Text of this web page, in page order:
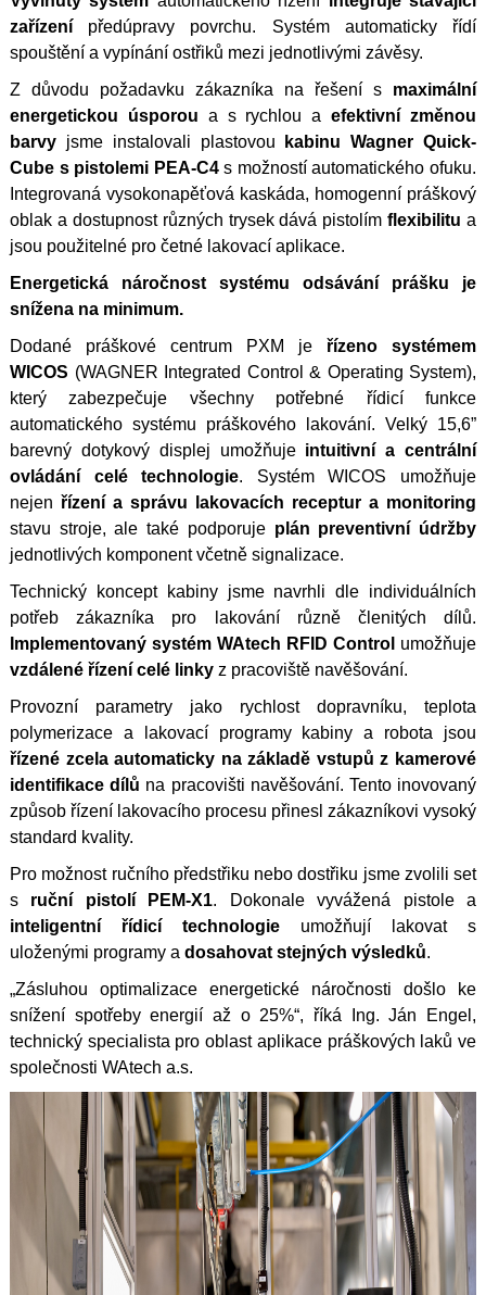
zařízení předúpravy povrchu. Systém automaticky řídí
spouštění a vypínání ostřiků mezi jednotlivými závěsy.
Z důvodu požadavku zákazníka na řešení s maximální
energetickou úsporou a s rychlou aefektivní změnou
barvy jsme instalovali plastovou
kabinu Wagner Quick-
Cube s pistolemi PEA-C4s možností automatického ofuku.
Integrovaná vysokonapěťová kaskáda, homogenní práškový
oblak a dostupnost různých trysek dává pistolímflexibilitu a
jsou použitelné pro četné lakovací aplikace.
Energetická náročnost systému odsávání prášku je
snížena na minimum.
Dodané práškové centrum PXM je řízeno systémem
WICOS (WAGNER Integrated Control & Operating System),
který zabezpečuje všechny potřebné řídicí funkce
automatického systému práškového lakování. Velký 15,6”
barevný dotykový displej umožňuje intuitivní a centrální
ovládání celé technologie. Systém WICOS umožňuje
nejen řízení a správu lakovacích receptur a monitoring
stavu stroje, ale také podporuje plán preventivní údržby
jednotlivých komponent včetně signalizace.
Technický koncept kabiny jsme navrhli dle individuálních
potřeb zákazníka pro lakování různě členitých dílů.
Implementovaný systém WAtech RFID Control umožňuje
vzdálené řízení celé linky z pracoviště navěšování.
Provozní parametry jako rychlost dopravníku, teplota
polymerizace a lakovací programy kabiny a robota jsou
řízené zcela automaticky na základě vstupů z kamerové
identifikace dílů na pracovišti navěšování. Tento inovovaný
způsob řízení lakovacího procesu přinesl zákazníkovi vysoký
standard kvality.
Pro možnost ručního předstřiku nebo dostřiku jsme zvolili set
s ruční pistolí PEM-X1. Dokonale vyvážená pistole a
inteligentní řídicí technologie umožňují lakovat s
uloženými programy a dosahovat stejných výsledků.
„Zásluhou optimalizace energetické náročnosti došlo ke
snížení spotřeby energií až o 25%“, říká Ing. Ján Engel,
technický specialista pro oblast aplikace práškových laků ve
společnosti WAtech a.s.